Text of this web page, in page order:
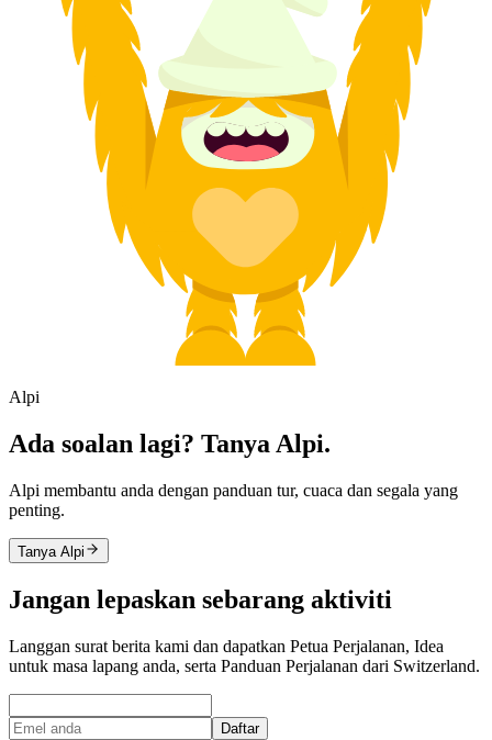
Alpi
Ada soalan lagi? Tanya Alpi.
Alpi membantu anda dengan panduan tur, cuaca dan segala yang
penting.
Tanya Alpi
Jangan lepaskan sebarang aktiviti
Langgan surat berita kami dan dapatkan Petua Perjalanan, Idea
untuk masa lapang anda, serta Panduan Perjalanan dari Switzerland.
Daftar